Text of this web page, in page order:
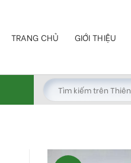
TRANG CHỦ GIỚI THIỆU